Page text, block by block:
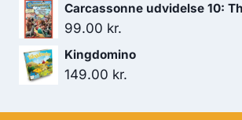
Carcassonne udvidelse 10:
99.00 kr.
Kingdomino
149.00 kr.